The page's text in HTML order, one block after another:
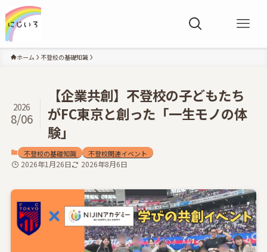
ホーム 不登校の基礎知識
【企業共創】不登校の子どもたち
がFC東京と創った「一生モノの体
験」
2026
8/06
不登校の基礎知識 不登校関連イベント
2026年1月26日 2026年8月6日